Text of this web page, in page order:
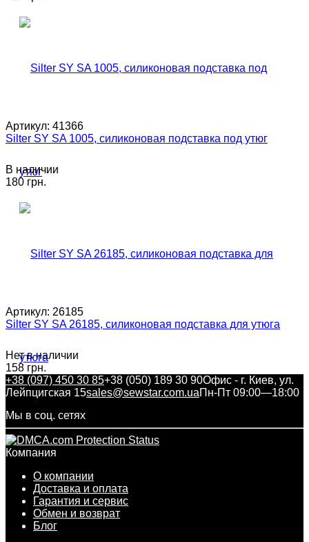
Артикул: 41366
Silter SY SA 1005, силиконовая подставка под утюг
В наличии
180 грн.
Артикул: 26185
Silter SY SA 26185, силиконовая подставка для утюга
Нет в наличии
158 грн.
+38 (097) 450 30 85+38 (050) 189 30 90Офис - г. Киев, ул.
Лейпцигская 15sales@sewstar.com.uaПн-Пт 09:00—18:00
Мы в соц. сетях
Компания
О компании
Доставка и оплата
Гарантия и сервис
Обмен и возврат
Блог